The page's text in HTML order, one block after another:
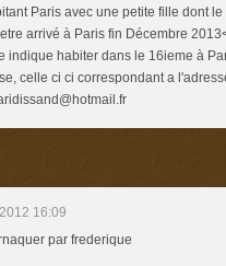
Paris avec une petite fille dont
arrivé à Paris fin Décembre
indique habiter dans le 16ieme à
celle ci ci correspondant a
16:09
par frederique